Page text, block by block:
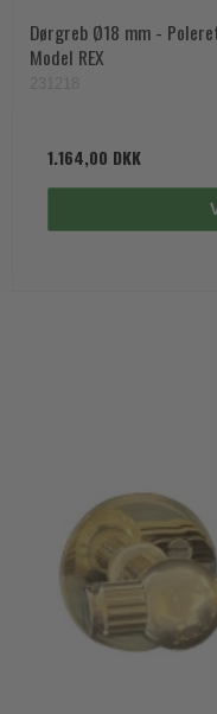
Dørgreb Ø18 mm -
Model REX
1.164,00 DKK